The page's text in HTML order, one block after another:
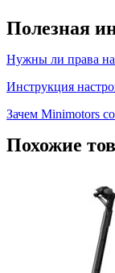
Полезная
Нужны ли права на
Инструкция
Зачем Minimotors
Похожие